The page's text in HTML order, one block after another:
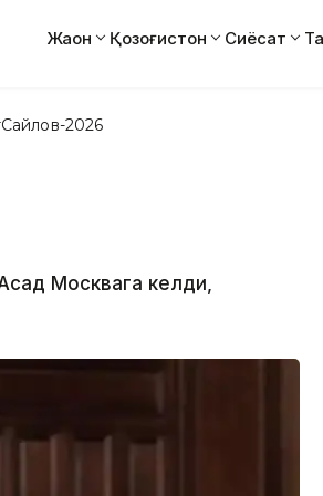
Жаҳон Қозоғистон Сиёсат
Сайлов-2026
Москвага келди,